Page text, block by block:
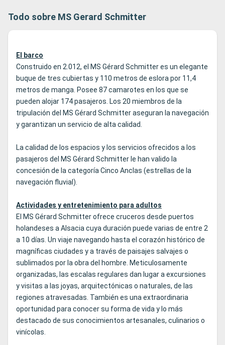
Todo sobre MS Gerard Schmitter
El barco
Construido en 2.012, el MS Gérard Schmitter es un elegante
buque de tres cubiertas y 110 metros de eslora por 11,4
metros de manga. Posee 87 camarotes en los que se
pueden alojar 174 pasajeros. Los 20 miembros de la
tripulación del MS Gérard Schmitter aseguran la navegación
y garantizan un servicio de alta calidad.
La calidad de los espacios y los servicios ofrecidos a los
pasajeros del MS Gérard Schmitter le han valido la
concesión de la categoría Cinco Anclas (estrellas de la
navegación fluvial).
Actividades y entretenimiento para adultos
El MS Gérard Schmitter ofrece cruceros desde puertos
holandeses a Alsacia cuya duración puede varias de entre 2
a 10 días. Un viaje navegando hasta el corazón histórico de
magníficas ciudades y a través de paisajes salvajes o
sublimados por la obra del hombre. Meticulosamente
organizadas, las escalas regulares dan lugar a excursiones
y visitas a las joyas, arquitectónicas o naturales, de las
regiones atravesadas. También es una extraordinaria
oportunidad para conocer su forma de vida y lo más
destacado de sus conocimientos artesanales, culinarios o
vinícolas.